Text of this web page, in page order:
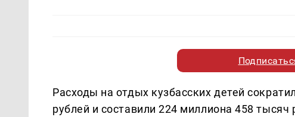
Расходы на отдых кузбасских детей
рублей и составили 224 миллиона 458